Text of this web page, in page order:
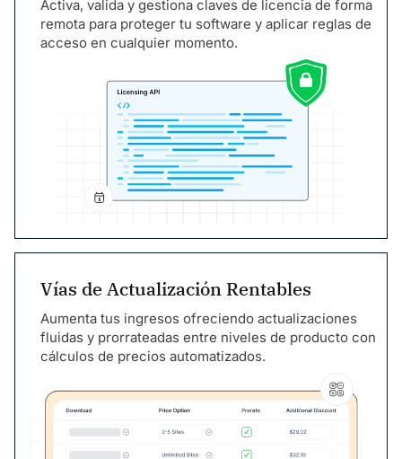
Activa, valida y gestiona claves de licencia de forma
remota para proteger tu software y aplicar reglas de
acceso en cualquier momento.
Vías de Actualización Rentables
Aumenta tus ingresos ofreciendo actualizaciones
fluidas y prorrateadas entre niveles de producto con
cálculos de precios automatizados.